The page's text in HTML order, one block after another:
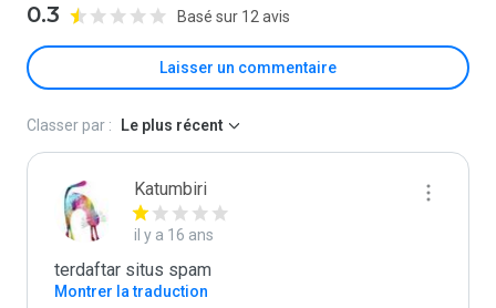
0.3 Basé sur 12 avis
Laisser un commentaire
Classer par : Le plus récent
Katumbiri
il y a 16 ans
terdaftar situs spam
Montrer la traduction